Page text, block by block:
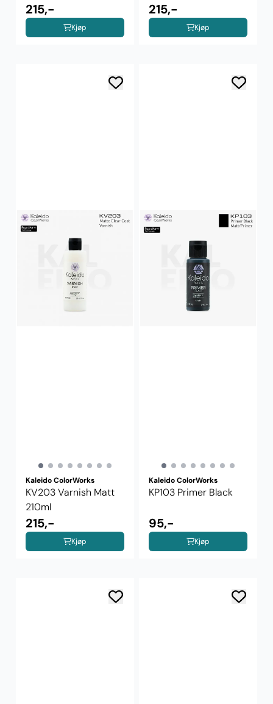
215,-
Kjøp
215,-
Kjøp
Kaleido ColorWorks
KV203 Varnish Matt
210ml
215,-
Kjøp
Kaleido ColorWorks
KP103 Primer Black
95,-
Kjøp